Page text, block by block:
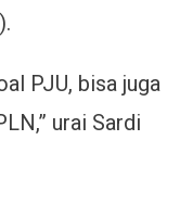
PJU, bisa juga
urai Sardi